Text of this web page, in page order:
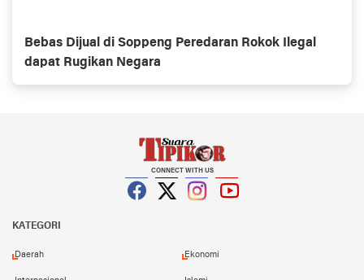
Bebas Dijual di Soppeng Peredaran Rokok Ilegal
dapat Rugikan Negara
CONNECT WITH US
KATEGORI
Daerah Ekonomi